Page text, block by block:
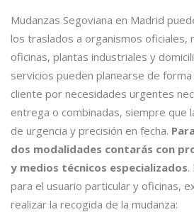
Mudanzas Segoviana en Madrid
los traslados a organismos oficiales,
oficinas, plantas industriales y
servicios pueden planearse de forma
cliente por necesidades urgentes
entrega o combinadas, siempre que
de urgencia y precisión en fecha.
dos modalidades contarás con
y medios técnicos especializados.
para el usuario particular y oficinas,
realizar la recogida de la mudanza: